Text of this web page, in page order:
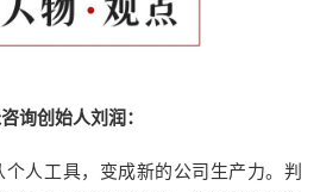
询创始人刘润：
人工具，变成新的公司生产力。判